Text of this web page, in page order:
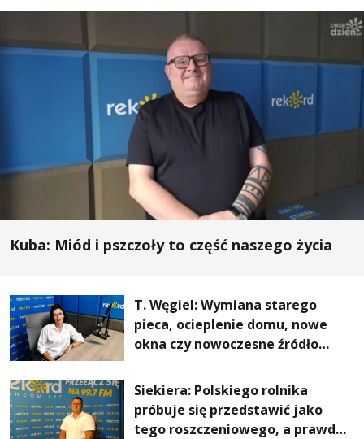
Kuba: Miód i pszczoły to część naszego życia
T. Węgiel: Wymiana starego
pieca, ocieplenie domu, nowe
okna czy nowoczesne źródło
rachunki za energię, lepszy
komfort życia i... czystsze
powietrze
Siekiera: Polskiego rolnika
próbuje się przedstawić jako
tego roszczeniowego, a prawda